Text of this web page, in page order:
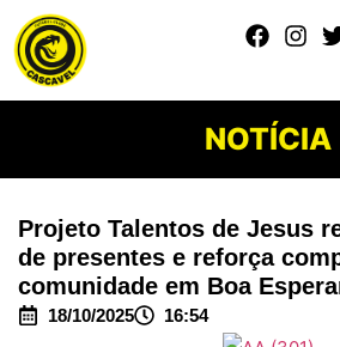
NOTÍCIA
Projeto Talentos de Jesus
de presentes e reforça
comunidade em Boa
18/10/2025 16:54